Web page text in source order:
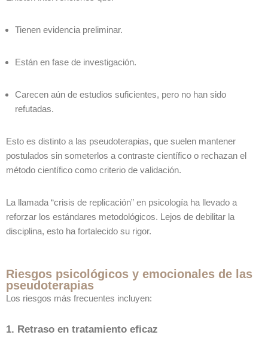
Tienen evidencia preliminar.
Están en fase de investigación.
Carecen aún de estudios suficientes, pero no han sido
refutadas.
Esto es distinto a las pseudoterapias, que suelen mantener
postulados sin someterlos a contraste científico o rechazan el
método científico como criterio de validación.
La llamada “crisis de replicación” en psicología ha llevado a
reforzar los estándares metodológicos. Lejos de debilitar la
disciplina, esto ha fortalecido su rigor.
Riesgos psicológicos y emocionales de las
pseudoterapias
Los riesgos más frecuentes incluyen:
1. Retraso en tratamiento eficaz